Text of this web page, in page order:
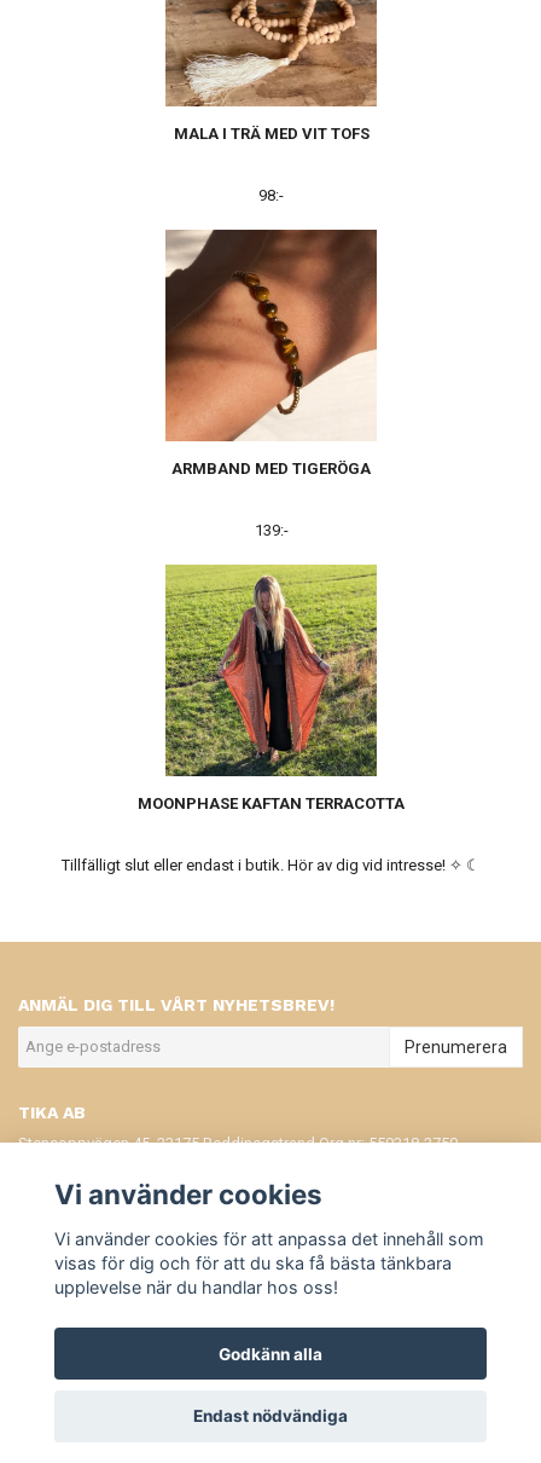
MALA I TRÄ MED VIT TOFS
98:-
ARMBAND MED TIGERÖGA
139:-
MOONPHASE KAFTAN TERRACOTTA
Tillfälligt slut eller endast i butik. Hör av dig vid intresse! ✧ ☾
ANMÄL DIG TILL VÅRT NYHETSBREV!
Prenumerera
TIKA AB
Stensoppvägen 45, 23175 Beddinegstrand Org.nr: 559318-2750
KÖPVILLKOR
© Copyright Tika
Vi använder cookies
Vi använder cookies för att anpassa det innehåll som
visas för dig och för att du ska få bästa tänkbara
upplevelse när du handlar hos oss!
Godkänn alla
Endast nödvändiga